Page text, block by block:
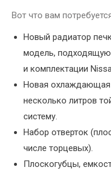
Вот что вам
Новый радиатор
модель,
и комплектации
Новая охлаждающая
несколько литров
систему.
Набор отверток
числе торцевых).
Плоскогубцы,